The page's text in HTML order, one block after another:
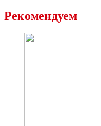
Рекомендуем